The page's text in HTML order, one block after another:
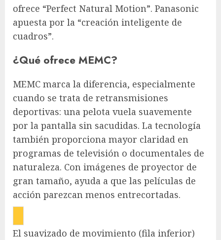
ofrece “Perfect Natural Motion”. Panasonic
apuesta por la “creación inteligente de
cuadros”.
¿Qué ofrece MEMC?
MEMC marca la diferencia, especialmente
cuando se trata de retransmisiones
deportivas: una pelota vuela suavemente
por la pantalla sin sacudidas. La tecnología
también proporciona mayor claridad en
programas de televisión o documentales de
naturaleza. Con imágenes de proyector de
gran tamaño, ayuda a que las películas de
acción parezcan menos entrecortadas.
El suavizado de movimiento (fila inferior)